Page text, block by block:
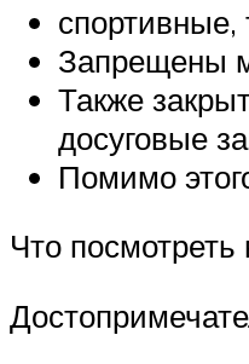
Запрещены
Также
досуговые
Помимо
Что посмотреть